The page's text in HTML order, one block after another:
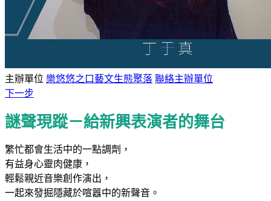
主辦單位 樂悠悠之口藝文生態聚落 聯絡主辦單位
下一步
謎聲現蹤－給新興表演者的舞台
繁忙都會生活中的一點調劑，
有益身心靈肉健康，
輕鬆親近音樂創作演出，
一起來發掘隱藏於喧囂中的新聲音。